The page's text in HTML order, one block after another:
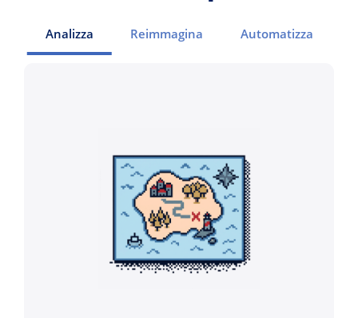
Analizza Reimmagina Automatizza